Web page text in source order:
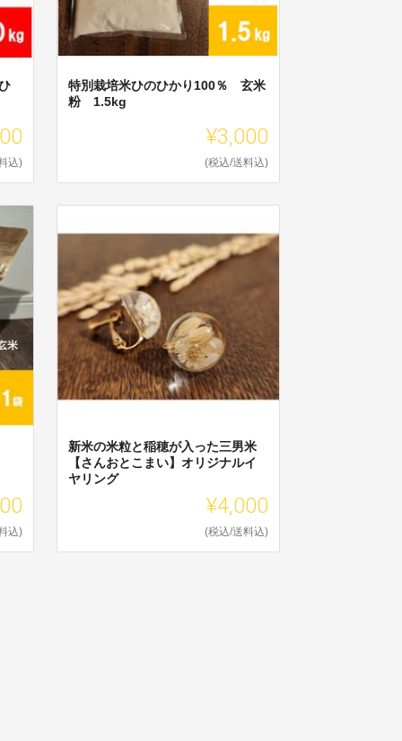
込)
特別栽培米ひのひかり100％ 玄米
粉 1.5kg
¥3,000
(税込/送料込)
込)
新米の米粒と稲穂が入った三男米
【さんおとこまい】オリジナルイ
ヤリング
¥4,000
(税込/送料込)